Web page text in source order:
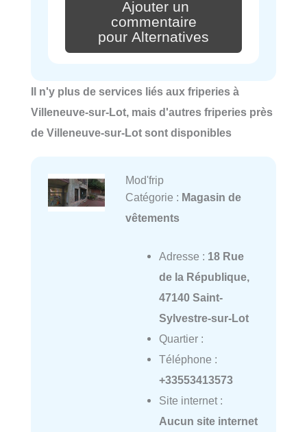
Ajouter un
commentaire
pour Alternatives
Il n'y plus de services liés aux friperies à
Villeneuve-sur-Lot, mais d'autres friperies près
de Villeneuve-sur-Lot sont disponibles
Mod'frip
Catégorie : Magasin de
vêtements
Adresse : 18 Rue
de la République,
47140 Saint-
Sylvestre-sur-Lot
Quartier :
Téléphone :
+33553413573
Site internet :
Aucun site internet